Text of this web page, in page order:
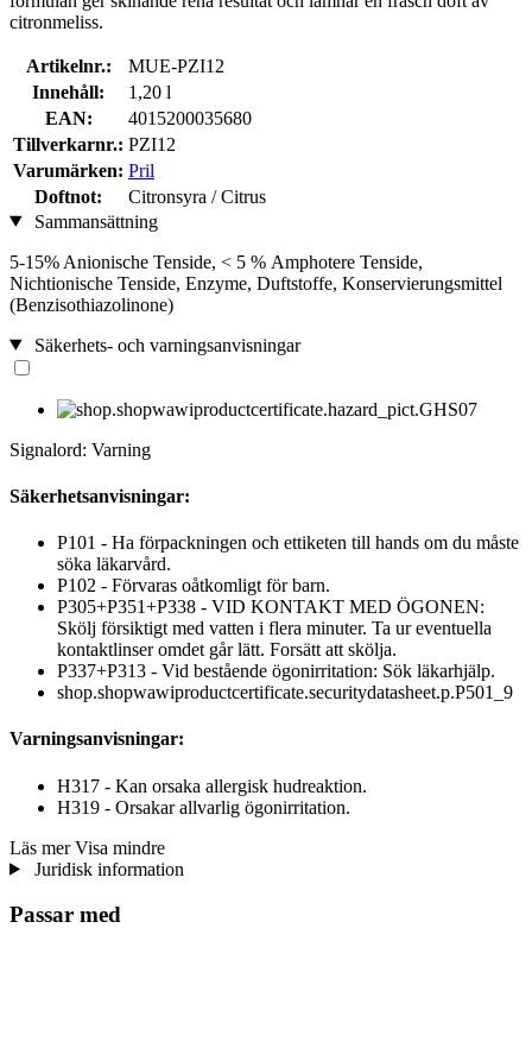
citronmeliss.
Artikelnr.:
MUE-PZI12
Innehåll:
1,20 l
EAN:
4015200035680
Tillverkarnr.: PZI12
Varumärken: Pril
Doftnot:
Citronsyra / Citrus
Sammansättning
5-15% Anionische Tenside, < 5 % Amphotere Tenside,
Nichtionische Tenside, Enzyme, Duftstoffe, Konservierungsmittel
(Benzisothiazolinone)
Säkerhets- och varningsanvisningar
Signalord: Varning
Säkerhetsanvisningar:
P101 - Ha förpackningen och ettiketen till hands om du måste
söka läkarvård.
P102 - Förvaras oåtkomligt för barn.
P305+P351+P338 - VID KONTAKT MED ÖGONEN:
Skölj försiktigt med vatten i flera minuter. Ta ur eventuella
kontaktlinser omdet går lätt. Forsätt att skölja.
P337+P313 - Vid bestående ögonirritation: Sök läkarhjälp.
shop.shopwawiproductcertificate.securitydatasheet.p.P501_9
Varningsanvisningar:
H317 - Kan orsaka allergisk hudreaktion.
H319 - Orsakar allvarlig ögonirritation.
Läs mer Visa mindre
Juridisk information
Passar med